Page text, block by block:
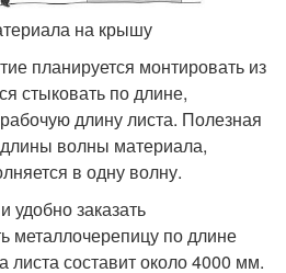
на крышу
планируется монтировать из
стыковать по длине,
длину листа. Полезная
длины волны материала,
в одну волну.
удобно заказать
металлочерепицу по длине
листа составит около 4000 мм.